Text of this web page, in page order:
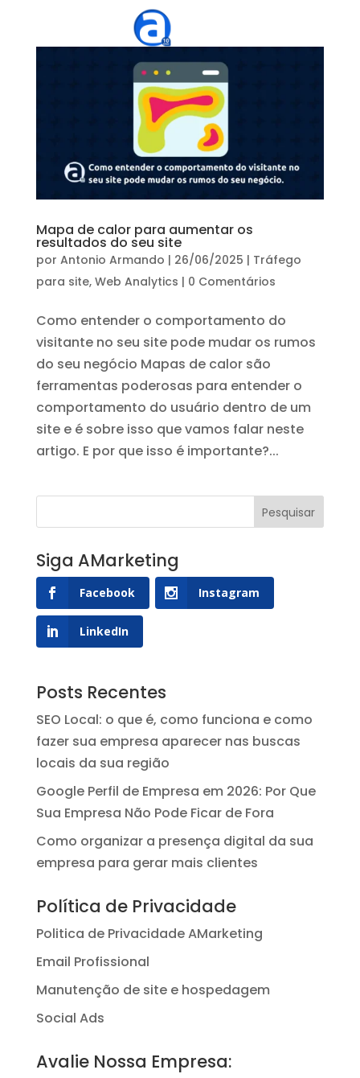
Mapa de calor para aumentar os
resultados do seu site
por Antonio Armando | 26/06/2025 | Tráfego
para site, Web Analytics | 0 Comentários
Como entender o comportamento do
visitante no seu site pode mudar os rumos
do seu negócio Mapas de calor são
ferramentas poderosas para entender o
comportamento do usuário dentro de um
site e é sobre isso que vamos falar neste
artigo. E por que isso é importante?...
Siga AMarketing
Facebook Instagram
LinkedIn
Posts Recentes
SEO Local: o que é, como funciona e como
fazer sua empresa aparecer nas buscas
locais da sua região
Google Perfil de Empresa em 2026: Por Que
Sua Empresa Não Pode Ficar de Fora
Como organizar a presença digital da sua
empresa para gerar mais clientes
Política de Privacidade
Politica de Privacidade AMarketing
Email Profissional
Manutenção de site e hospedagem
Social Ads
Avalie Nossa Empresa: